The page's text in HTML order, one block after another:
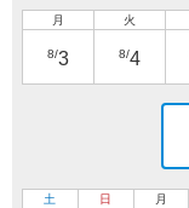
月
8/3
火
8/4
土 日 月